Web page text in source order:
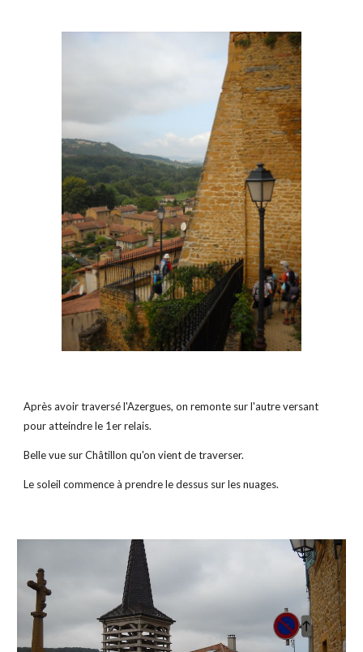
Après avoir traversé l'Azergues, on remonte sur l'autre versant
pour atteindre le 1er relais.
Belle vue sur Châtillon qu'on vient de traverser.
Le soleil commence à prendre le dessus sur les nuages.